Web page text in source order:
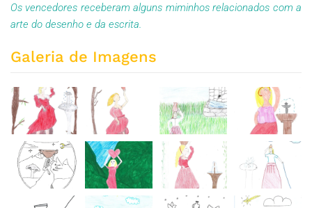
Os vencedores receberam alguns miminhos relacionados com a
arte do desenho e da escrita.
Galeria de Imagens
ZOOM ZOOM ZOOM ZOOM
ZOOM ZOOM ZOOM ZOOM